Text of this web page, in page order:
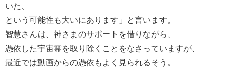
いた、
という可能性も大いにあります」と言います。
智慧さんは、神さまのサポートを借りながら、
憑依した宇宙霊を取り除くことをなさっていますが、
最近では動画からの憑依もよく見られるそう。